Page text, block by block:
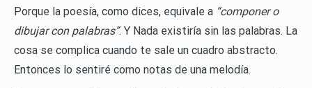
Porque la poesía, como dices, equivale a “componer o
dibujar con palabras”. Y Nada existiría sin las palabras. La
cosa se complica cuando te sale un cuadro abstracto.
Entonces lo sentiré como notas de una melodía.